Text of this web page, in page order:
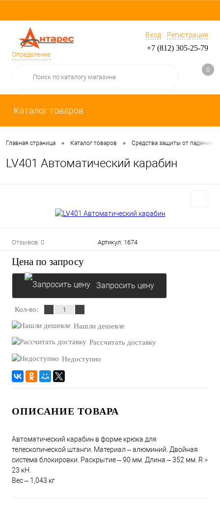
Определение
Вход Регистрация
+7 (812) 305-25-79
0
Каталог товаров
Главная страница • Каталог товаров • Средства защиты от падения
LV401 Автоматический карабин
Отзывов: 0 Артикул: 1674
Цена по запросу
Запросить цену
Кол-во:
Нашли дешевле
Рассчитать доставку
Недоступно
ОПИСАНИЕ ТОВАРА
Автоматический карабин в форме крюка для
телескопической штанги. Материал – алюминий. Двойная
система блокировки. Раскрытие – 90 мм. Длина – 352 мм. R >
23 кН.
Вес – 1,043 кг